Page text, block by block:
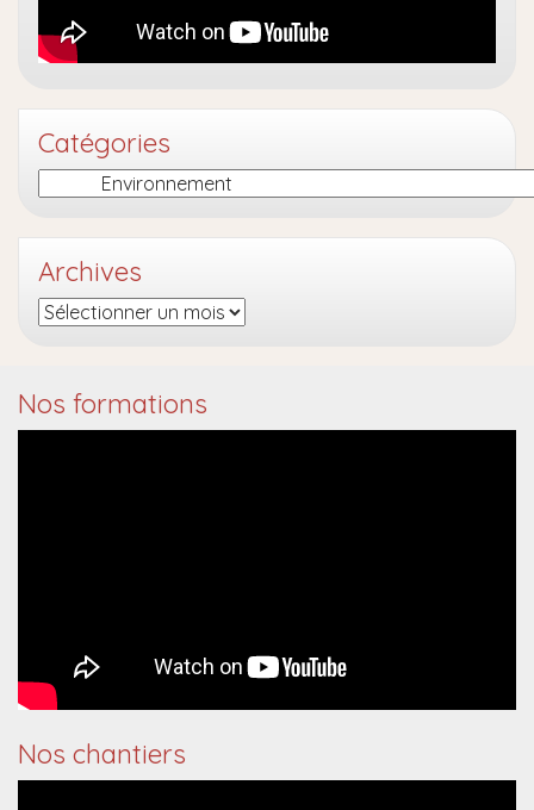
Catégories
Catégories
Archives
Archives
Nos formations
Nos chantiers